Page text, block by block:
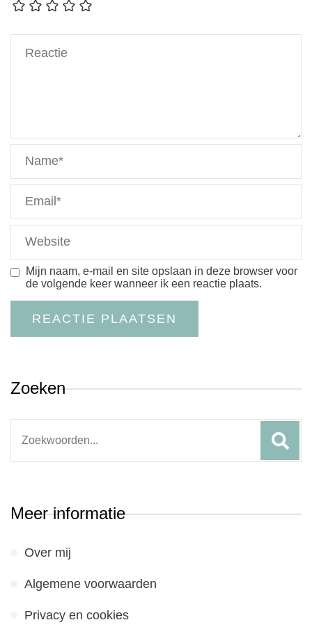
Mijn naam, e-mail en site opslaan in deze browser voor
de volgende keer wanneer ik een reactie plaats.
Zoeken
Meer informatie
Over mij
Algemene voorwaarden
Privacy en cookies